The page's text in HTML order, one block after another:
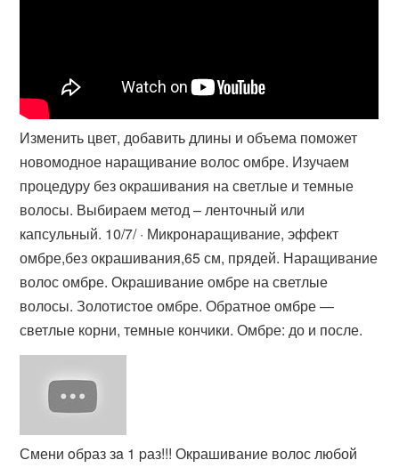
Изменить цвет, добавить длины и объема поможет
новомодное наращивание волос омбре. Изучаем
процедуру без окрашивания на светлые и темные
волосы. Выбираем метод – ленточный или
капсульный. 10/7/ · Микронаращивание, эффект
омбре,без окрашивания,65 см, прядей. Наращивание
волос омбре. Окрашивание омбре на светлые
волосы. Золотистое омбре. Обратное омбре —
светлые корни, темные кончики. Омбре: до и после.
Смени oбраз зa 1 pаз!!! Окрашивание волос любой